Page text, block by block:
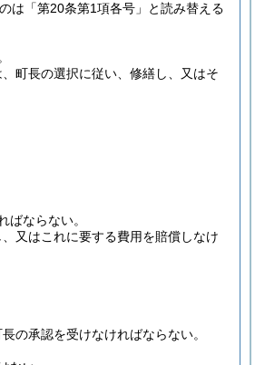
は「第20条第1項各号」と読み替える
町長の選択に従い、修繕し、又はそ
ならない。
又はこれに要する費用を賠償しなけ
の承認を受けなければならない。